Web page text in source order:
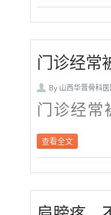
门诊经常
By 山西华晋骨科
门诊经常
查看全文